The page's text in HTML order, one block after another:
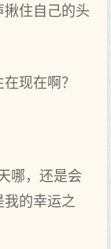
住自己的头
现在啊？
哪，还是会
的幸运之